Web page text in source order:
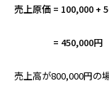
売上原価 = 100,000 +
= 450,000円
売上高が800,000円の